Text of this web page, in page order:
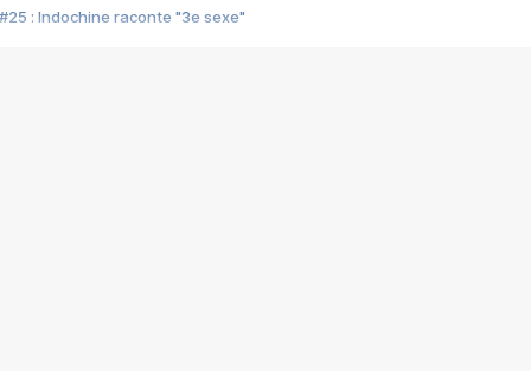
#25 : Indochine raconte "3e sexe"